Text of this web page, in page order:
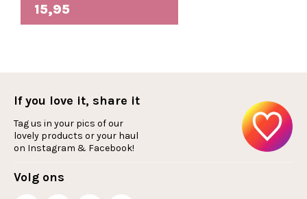
15,95
If you love it, share it
Tag us in your pics of our
lovely products or your haul
on Instagram & Facebook!
Volg ons